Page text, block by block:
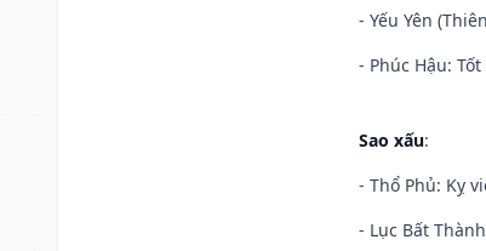
- Yếu Yên
- Phúc Hậu:
Sao xấu:
- Thổ Phủ: Kỵ
- Lục Bất